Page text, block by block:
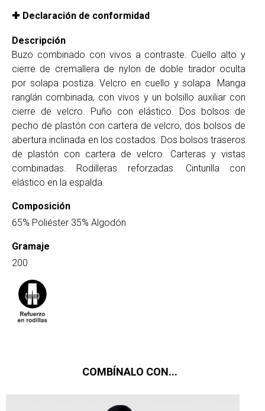
Declaración de conformidad
Descripción
Buzo combinado con vivos a contraste. Cuello alto y
cierre de cremallera de nylon de doble tirador oculta
por solapa postiza. Velcro en cuello y solapa. Manga
ranglán combinada, con vivos y un bolsillo auxiliar con
cierre de velcro. Puño con elástico. Dos bolsos de
pecho de plastón con cartera de velcro, dos bolsos de
abertura inclinada en los costados. Dos bolsos traseros
de plastón con cartera de velcro. Carteras y vistas
combinadas. Rodilleras reforzadas. Cinturilla con
elástico en la espalda.
Composición
65% Poliéster 35% Algodón
Gramaje
200
COMBÍNALO CON...